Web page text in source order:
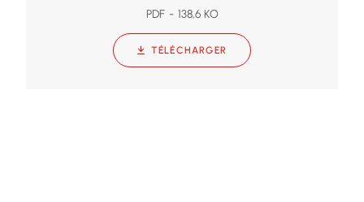
PDF 138,6 KO
TÉLÉCHARGER